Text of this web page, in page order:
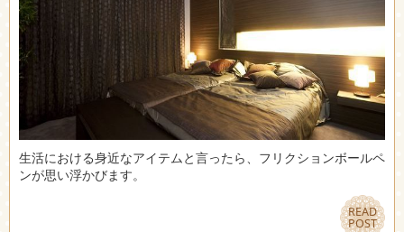
生活における身近なアイテムと言ったら、フリクションボールペ
ンが思い浮かびます。
READ
POST
READ
POST